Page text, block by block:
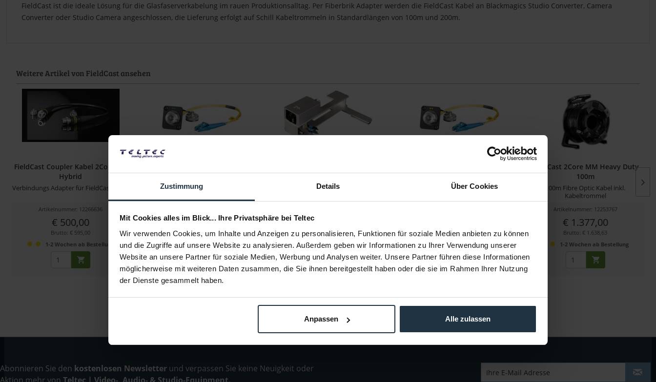
Zustimmung Details Über Cookies
Mit Cookies alles im Blick... Ihre Privatsphäre bei Teltec
Wir verwenden Cookies, um Inhalte und Anzeigen zu personalisieren, Funktionen für soziale Medien anbieten zu können
und die Zugriffe auf unsere Website zu analysieren. Außerdem geben wir Informationen zu Ihrer Verwendung unserer
Website an unsere Partner für soziale Medien, Werbung und Analysen weiter. Unsere Partner führen diese Informationen
möglicherweise mit weiteren Daten zusammen, die Sie ihnen bereitgestellt haben oder die sie im Rahmen Ihrer Nutzung
der Dienste gesammelt haben.
Anpassen Alle zulassen
FieldCast ist die ideale Lösung für die Glasfaserverkabelung im rauen Produktionsalltag. Per Fiberbrik Adapter werden die FieldCast Kabel an Blackmagics Studio Converter, Camera
Converter oder Studio Camera angeschlossen, die Lieferung erfolgt auf Schill Kabeltrommeln in Standardlängen von 100m und 200m.
Weitere Artikel von FieldCast ansehen
FieldCast Coupler Kabel 2Core SM
Hybrid
Verbindungs Adapter für FieldCast Kabel
Artikelnummer: 12266636
€ 500,00
Brutto: € 595,00
1-2 Wochen ab Bestellung
MM
2Core Chassis Verbinder Multi Mode
€ 78,99
Brutto: € 94,00
1-2 Wochen ab Bestellung
Kamera Konverter
Stabile Adapterkonstruktion
€ 465,00
Brutto: € 553,35
1-2 Wochen ab Bestellung
SM
2Core Chassis Verbinder Single Mode
Brutto: € 111,86
1-2 Wochen ab Bestellung
FieldCast 2Core MM Heavy Duty
100m
100m Fibre Optic Kabel inkl.
Kabeltrommel
Artikelnummer: 12253767
€ 1.377,00
Brutto: € 1.638,63
1-2 Wochen ab Bestellung
Abonnieren Sie den kostenlosen Newsletter und verpassen Sie keine Neuigkeit oder